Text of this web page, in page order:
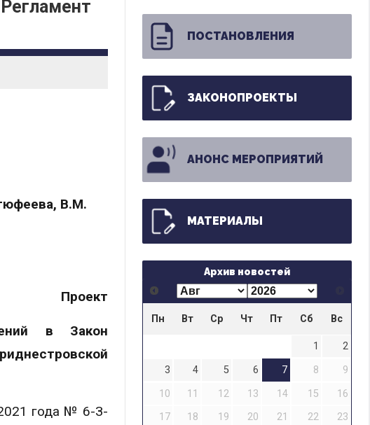
В.М.
Проект
в Закон
года № 6-З-
ПОСТАНОВЛЕНИЯ
ЗАКОНОПРОЕКТЫ
АНОНС МЕРОПРИЯТИЙ
МАТЕРИАЛЫ
Архив новостей
Пн Вт Ср Чт Пт Сб Вс
1
2
3
4 5 6 7 8
9
10
11 12 13 14 15
16
17
18 19 20 21 22
23